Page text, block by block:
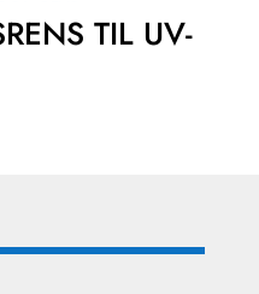
TIL UV-